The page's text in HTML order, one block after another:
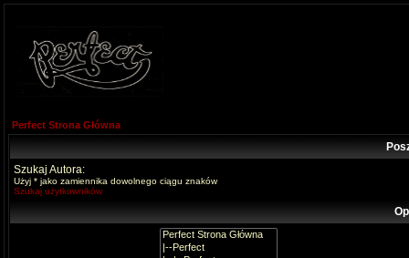
Perfect Strona Główna
Szukaj Autora:
Użyj * jako zamiennika dowolnego ciągu znaków
Szukaj użytkowników